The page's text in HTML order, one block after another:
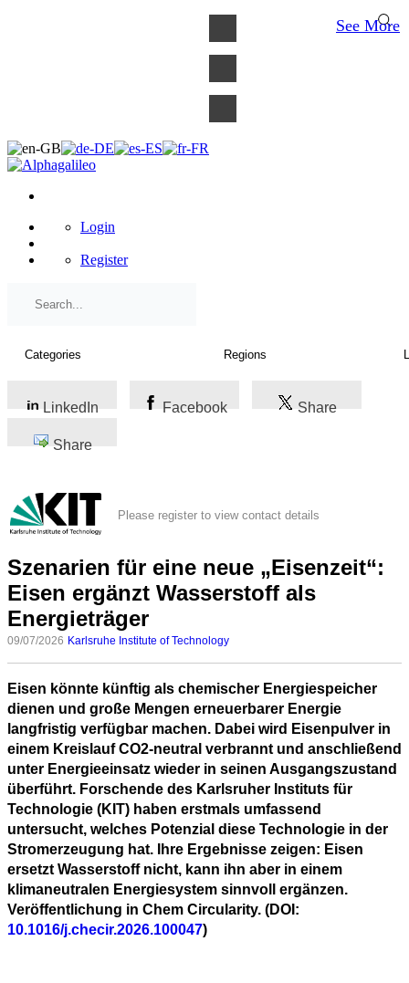
Login
Register
LinkedIn Facebook Share
Share
Please register to view contact details
Szenarien für eine neue „Eisenzeit“:
Eisen ergänzt Wasserstoff als
Energieträger
09/07/2026 Karlsruhe Institute of Technology
Eisen könnte künftig als chemischer Energiespeicher
dienen und große Mengen erneuerbarer Energie
langfristig verfügbar machen. Dabei wird Eisenpulver in
einem Kreislauf CO2-neutral verbrannt und anschließend
unter Energieeinsatz wieder in seinen Ausgangszustand
überführt. Forschende des Karlsruher Instituts für
Technologie (KIT) haben erstmals umfassend
untersucht, welches Potenzial diese Technologie in der
Stromerzeugung hat. Ihre Ergebnisse zeigen: Eisen
ersetzt Wasserstoff nicht, kann ihn aber in einem
klimaneutralen Energiesystem sinnvoll ergänzen.
Veröffentlichung in Chem Circularity. (DOI:
10.1016/j.checir.2026.100047)
See More